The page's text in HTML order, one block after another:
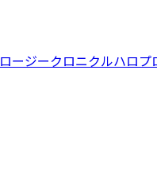
ロージークロニクルハロプ